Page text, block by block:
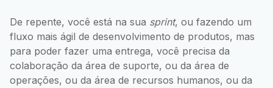
De repente, você está na sua sprint, ou fazendo um
fluxo mais ágil de desenvolvimento de produtos, mas
para poder fazer uma entrega, você precisa da
colaboração da área de suporte, ou da área de
operações, ou da área de recursos humanos, ou da